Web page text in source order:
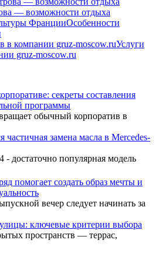
— возможности отдыха
Особенности
Услуги
gruz-moscow.ru
секреты составления
программы
обычный корпоратив в
частичная замена масла в Mercedes-
- достаточно популярная модель
помогает создать образ мечты и
вечер следует начинать за
ключевые критерии выбора
пространств — террас,